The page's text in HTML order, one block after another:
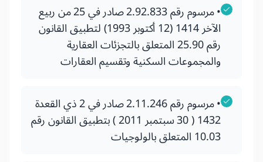
• مرسوم رقم 2.92.833 صادر في 25 من ربيع
الآخر 1414 (12 أكتوبر 1993) لتطبيق القانون
رقم 25.90 المتعلق بالتجزئات العقارية
والمجموعات السكنية وتقسيم العقارات
• مرسوم رقم 2.11.246 صادر في 2 ذي القعدة
1432 ( 30 سبتمبر 2011 ) بتطبيق القانون رقم
10.03 المتعلق بالولوجيات